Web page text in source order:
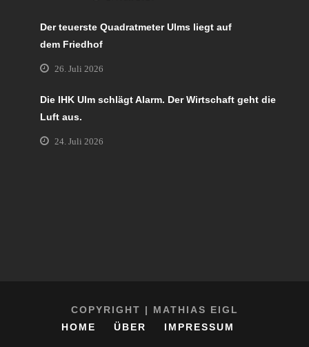
Der teuerste Quadratmeter Ulms liegt auf
dem Friedhof
26. Juli 2026
Die IHK Ulm schlägt Alarm. Der Wirtschaft geht die
Luft aus.
24. Juli 2026
COPYRIGHT | MATHIAS EIGL
HOME
ÜBER IMPRESSUM